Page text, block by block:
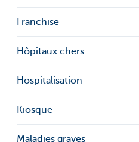
Franchise
Hôpitaux chers
Hospitalisation
Kiosque
Maladies graves